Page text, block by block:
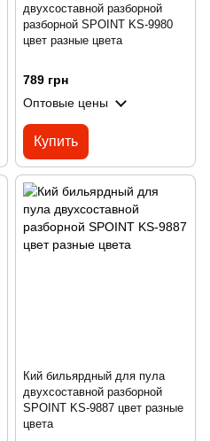
двухсоставной разборной
разборной SPOINT KS-9980
цвет разные цвета
789 грн
Оптовые цены
Купить
Кий бильярдный для пула
двухсоставной разборной
SPOINT KS-9887 цвет разные
цвета